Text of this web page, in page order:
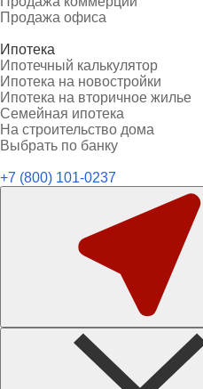
Продажа офиса
Ипотека
Ипотечный калькулятор
Ипотека на новостройки
Ипотека на вторичное жилье
Семейная ипотека
На строительство дома
Выбрать по банку
+7 (800) 101-0237